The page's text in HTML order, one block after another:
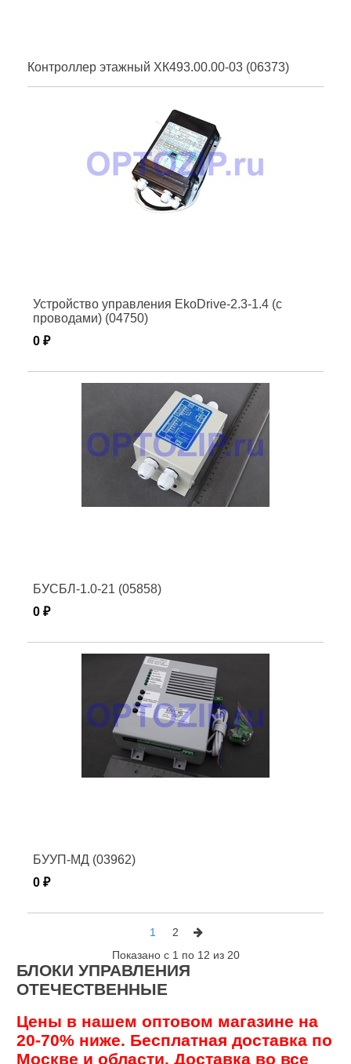
Контроллер этажный ХК493.00.00-03 (06373)
Устройство управления EkoDrive-2.3-1.4 (с
проводами) (04750)
0 ₽
БУСБЛ-1.0-21 (05858)
0 ₽
БУУП-МД (03962)
0 ₽
1
2
Показано с 1 по 12 из 20
БЛОКИ УПРАВЛЕНИЯ
ОТЕЧЕСТВЕННЫЕ
Цены в нашем оптовом магазине на
20-70% ниже. Бесплатная доставка по
Москве и области. Доставка во все